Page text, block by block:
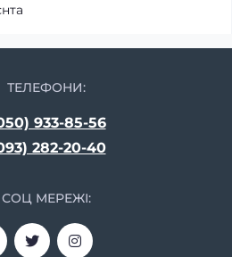
ТЕЛЕФОНИ:
933-85-56
282-20-40
СОЦ МЕРЕЖІ: